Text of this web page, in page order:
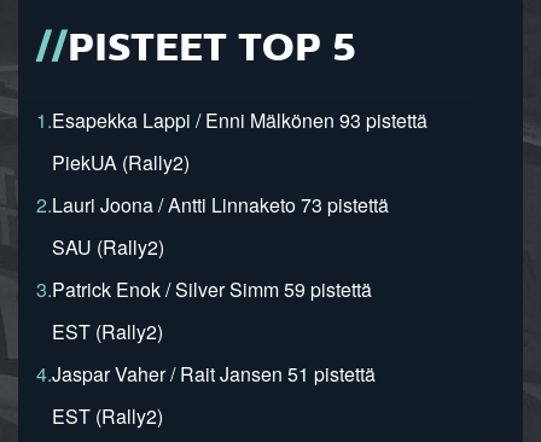
PISTEET TOP 5
1.Esapekka Lappi / Enni Mälkönen 93 pistettä
PiekUA (Rally2)
2.Lauri Joona / Antti Linnaketo 73 pistettä
SAU (Rally2)
3.Patrick Enok / Silver Simm 59 pistettä
EST (Rally2)
4.Jaspar Vaher / Rait Jansen 51 pistettä
EST (Rally2)